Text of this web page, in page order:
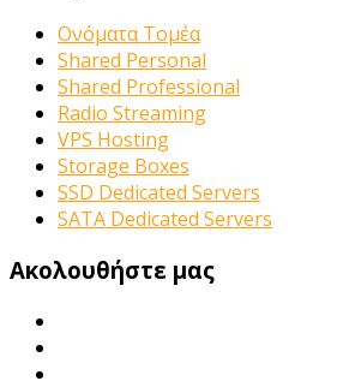
Ονόματα Τομέα
Shared Personal
Shared Professional
Radio Streaming
VPS Hosting
Storage Boxes
SSD Dedicated Servers
SATA Dedicated Servers
Ακολουθήστε μας